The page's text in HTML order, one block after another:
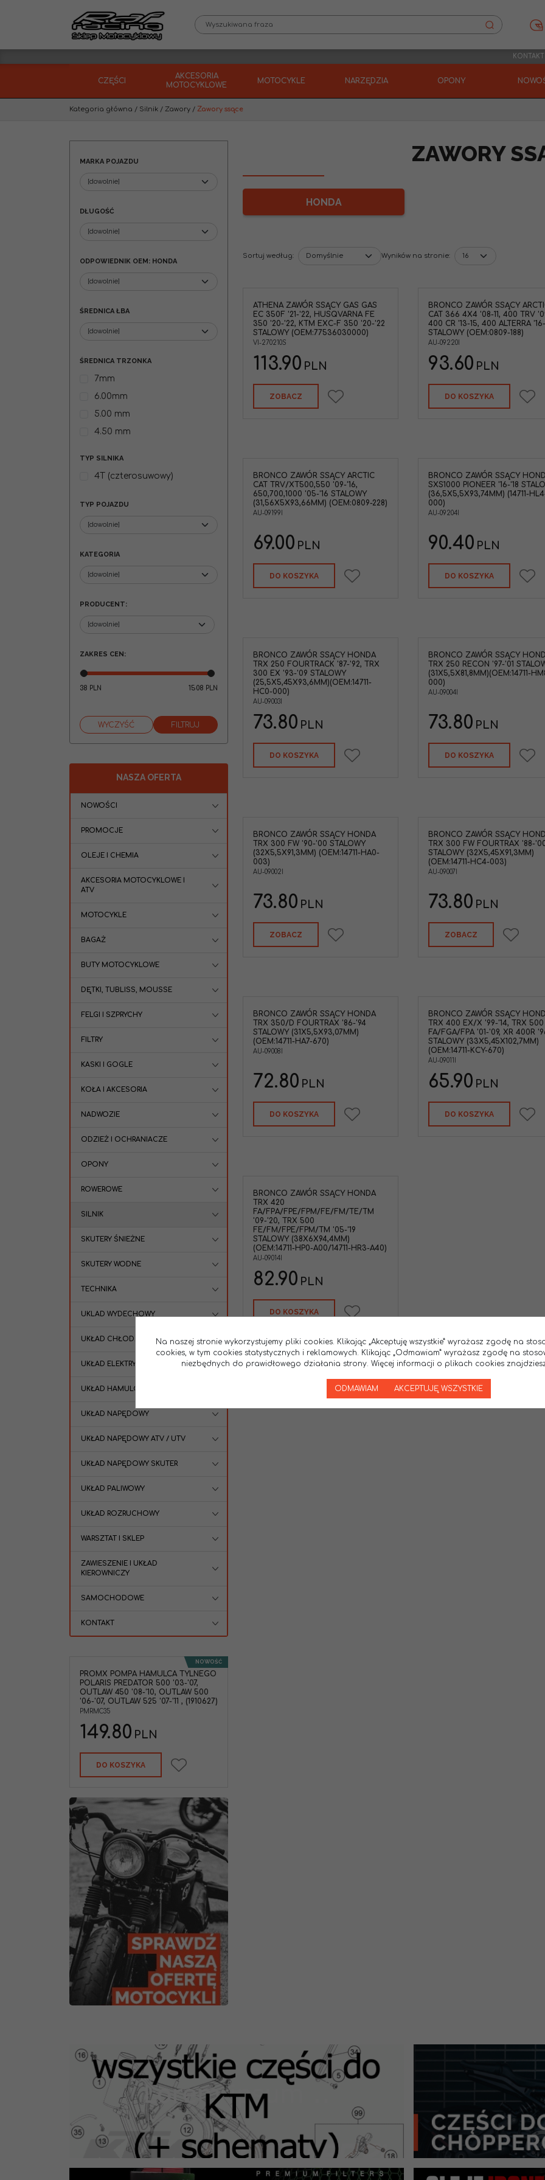
KONTAKT
CZĘŚCI
AKCESORIA
MOTOCYKLOWE
MOTOCYKLE NARZĘDZIA OPONY
Kategoria główna / Silnik / Zawory / Zawory ssące
ZAWORY
HONDA
Sortuj według: Wyników na stronie:
ATHENA ZAWÓR SSĄCY GAS GAS
EC 350F '21-'22, HUSQVARNA FE
350 '20-'22, KTM EXC-F 350 '20-'22
STALOWY (OEM:77536030000)
VI-270210S
113.90 PLN
ZOBACZ
BRONCO ZAWÓR SSĄCY
CAT 366 4X4 '08-11, 400 TRV
400 CR '13-15, 400 ALTERRA '16-
STALOWY (OEM:0809-188)
AU-09220I
93.60 PLN
DO KOSZYKA
BRONCO ZAWÓR SSĄCY ARCTIC
CAT TRV/XT500,550 '09-'16,
650,700,1000 '05-'16 STALOWY
(31,56X5X93,66MM) (OEM:0809-228)
AU-09199I
69.00 PLN
DO KOSZYKA
BRONCO ZAWÓR SSĄCY
SXS1000 PIONEER '16-'18
(36,5X5,5X93,74MM) (14711-
000)
AU-09204I
90.40 PLN
DO KOSZYKA
BRONCO ZAWÓR SSĄCY HONDA
TRX 250 FOURTRACK '87-'92, TRX
300 EX '93-'09 STALOWY
(25,5X5,45X93,6MM)(OEM:14711-
HC0-000)
AU-09003I
73.80 PLN
DO KOSZYKA
BRONCO ZAWÓR SSĄCY
TRX 250 RECON '97-'01
(31X5,5X81,8MM)(OEM:14711-
000)
AU-09004I
73.80 PLN
DO KOSZYKA
BRONCO ZAWÓR SSĄCY HONDA
TRX 300 FW '90-'00 STALOWY
(32X5,5X91,3MM) (OEM:14711-HA0-
003)
AU-09002I
73.80 PLN
ZOBACZ
BRONCO ZAWÓR SSĄCY
TRX 300 FW FOURTRAX '88-
STALOWY (32X5,45X91,3MM)
(OEM:14711-HC4-003)
AU-09007I
73.80 PLN
ZOBACZ
BRONCO ZAWÓR SSĄCY HONDA
TRX 350/D FOURTRAX '86-'94
STALOWY (31X5,5X93,07MM)
(OEM:14711-HA7-670)
AU-09008I
72.80 PLN
DO KOSZYKA
BRONCO ZAWÓR SSĄCY
TRX 400 EX/X '99-'14, TRX 500
FA/FGA/FPA '01-'09, XR 400R
STALOWY (33X5,45X102,7MM)
(OEM:14711-KCY-670)
AU-09011I
65.90 PLN
DO KOSZYKA
BRONCO ZAWÓR SSĄCY HONDA
TRX 420
FA/FPA/FPE/FPM/FE/FM/TE/TM
'09-'20, TRX 500
FE/FM/FPE/FPM/TM '05-'19
STALOWY (38X6X94,4MM)
(OEM:14711-HP0-A00/14711-HR3-A40)
AU-09014I
82.90 PLN
DO KOSZYKA
MARKA POJAZDU
DŁUGOŚĆ
ODPOWIEDNIK OEM: HONDA
ŚREDNICA ŁBA
ŚREDNICA TRZONKA
7mm
6.00mm
5.00 mm
4.50 mm
TYP SILNIKA
4T (czterosuwowy)
TYP POJAZDU
KATEGORIA
PRODUCENT:
ZAKRES CEN:
38 PLN 1508 PLN
NASZA OFERTA
NOWOŚCI
PROMOCJE
OLEJE I CHEMIA
AKCESORIA MOTOCYKLOWE I
ATV
MOTOCYKLE
BAGAŻ
BUTY MOTOCYKLOWE
DĘTKI, TUBLISS, MOUSSE
FELGI I SZPRYCHY
FILTRY
KASKI I GOGLE
KOŁA I AKCESORIA
NADWOZIE
ODZIEŻ I OCHRANIACZE
OPONY
ROWEROWE
SILNIK
SKUTERY ŚNIEŻNE
SKUTERY WODNE
TECHNIKA
UKLAD WYDECHOWY
UKŁAD CHŁODZENIA
UKŁAD ELEKTRYCZNY
UKŁAD HAMULCOWY
UKŁAD NAPĘDOWY
UKŁAD NAPĘDOWY ATV / UTV
UKŁAD NAPĘDOWY SKUTER
UKŁAD PALIWOWY
UKŁAD ROZRUCHOWY
WARSZTAT I SKLEP
ZAWIESZENIE I UKŁAD
KIEROWNICZY
SAMOCHODOWE
KONTAKT
NOWOŚĆ
PROMX POMPA HAMULCA TYLNEGO
POLARIS PREDATOR 500 '03-'07,
OUTLAW 450 '08-'10, OUTLAW 500
'06-'07, OUTLAW 525 '07-'11 , (1910627)
PMRMC35
149.80 PLN
DO KOSZYKA
Na naszej stronie wykorzystujemy pliki cookies. Klikając „Akceptuję wszystkie” wyrażasz zgodę na
cookies, w tym cookies statystycznych i reklamowych. Klikając „Odmawiam” wyrażasz zgodę na
niezbędnych do prawidłowego działania strony. Więcej informacji o plikach cookies
ODMAWIAM AKCEPTUJĘ WSZYSTKIE